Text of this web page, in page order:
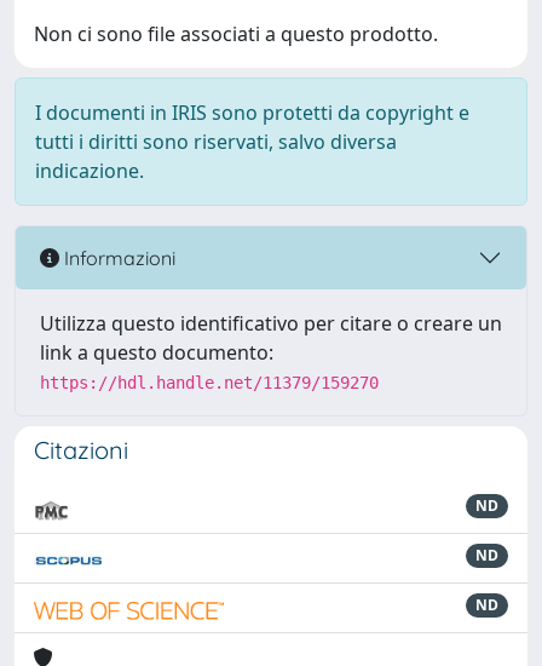
Non ci sono file associati a questo prodotto.
I documenti in IRIS sono protetti da copyright e
tutti i diritti sono riservati, salvo diversa
indicazione.
Informazioni
Utilizza questo identificativo per citare o creare un
link a questo documento:
https://hdl.handle.net/11379/159270
Citazioni
ND
ND
ND